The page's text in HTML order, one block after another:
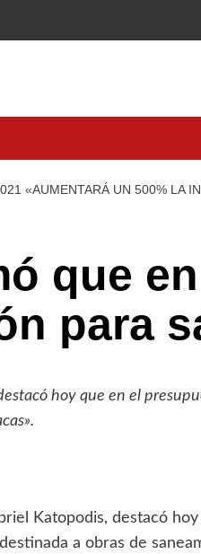
«AUMENTARÁ UN 500% LA
que
para
hoy que en el
Katopodis, destacó
a obras de